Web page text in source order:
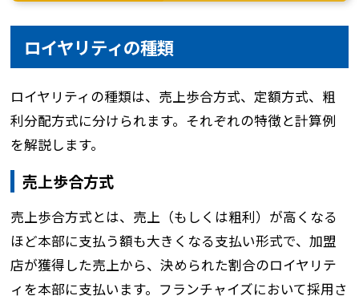
ロイヤリティの種類
ロイヤリティの種類は、売上歩合方式、定額方式、粗
利分配方式に分けられます。それぞれの特徴と計算例
を解説します。
売上歩合方式
売上歩合方式とは、売上（もしくは粗利）が高くなる
ほど本部に支払う額も大きくなる支払い形式で、加盟
店が獲得した売上から、決められた割合のロイヤリテ
ィを本部に支払います。フランチャイズにおいて採用さ